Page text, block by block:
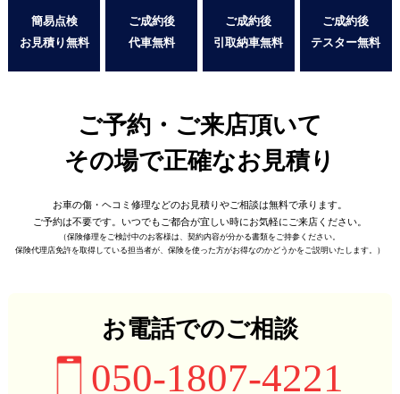
簡易点検
お見積り無料
ご成約後
代車無料
ご成約後
引取納車無料
ご成約後
テスター無料
ご予約・ご来店頂いて
その場で正確なお見積り
お車の傷・ヘコミ修理などのお見積りやご相談は無料で承ります。
ご予約は不要です。 いつでもご都合が宜しい時にお気軽にご来店ください。
（保険修理をご検討中のお客様は、契約内容が分かる書類をご持参ください。
保険代理店免許を取得している担当者が、 保険を使った方がお得なのかどうかをご説明いたします。）
お電話でのご相談
050-1807-4221